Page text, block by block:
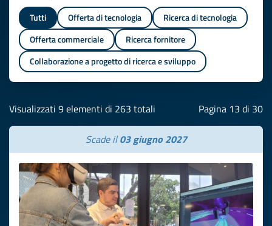
Tutti Offerta di tecnologia
Ricerca di tecnologia
Offerta commerciale
Ricerca fornitore
Collaborazione a progetto di ricerca e sviluppo
Visualizzati 9 elementi di 263 totali Pagina 13 di 30
Scade il03 giugno 2027